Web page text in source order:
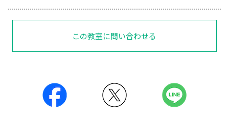
この教室に問い合わせる